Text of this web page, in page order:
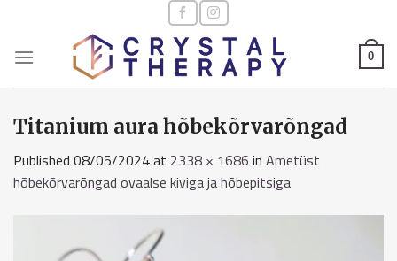
content
0
Titanium aura hõbekõrvarõngad
Published 08/05/2024at 2338 × 1686 in Ametüst
hõbekõrvarõngad ovaalse kiviga ja hõbepitsiga